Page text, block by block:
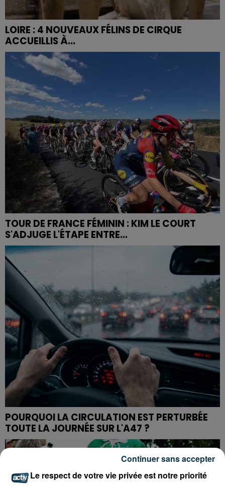
LOIRE : 4 NOUVEAUX FÉLINS DE CIRQUE
ACCUEILLIS À...
TOUR DE FRANCE FÉMININ : KIM LE COURT
S'ADJUGE L'ÉTAPE ENTRE...
POURQUOI LA CIRCULATION EST PERTURBÉE
TOUTE LA JOURNÉE SUR L'A47 ?
Le respect de votre vie privée est notre priorité
Continuer sans accepter